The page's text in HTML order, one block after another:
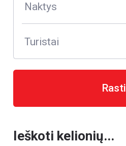
Naktys
Turistai
Rasti
Ieškoti kelionių...